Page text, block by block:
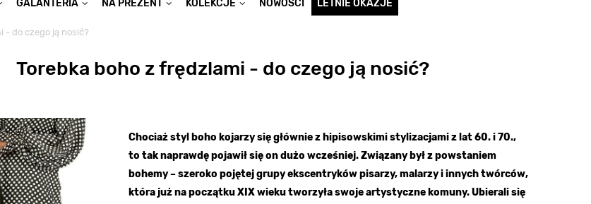
GALANTERIA NA PREZENT KOLEKCJE NOWOŚCI LETNIE OKAZJE
- do czego ją nosić?
Torebka boho z frędzlami - do czego ją nosić?
Chociaż styl boho kojarzy się głównie z hipisowskimi stylizacjami z lat 60. i 70.,
to tak naprawdę pojawił się on dużo wcześniej. Związany był z powstaniem
bohemy – szeroko pojętej grupy ekscentryków pisarzy, malarzy i innych twórców,
która już na początku XIX wieku tworzyła swoje artystyczne komuny. Ubierali się